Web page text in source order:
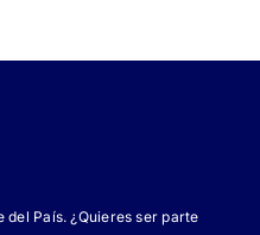
País. ¿Quieres ser parte